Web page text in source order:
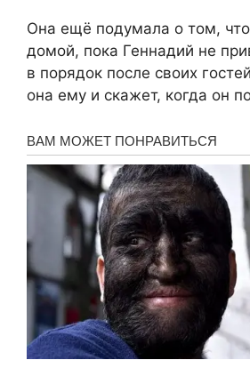
Она ещё подумала о том,
домой, пока Геннадий не
в порядок после своих
она ему и скажет, когда он